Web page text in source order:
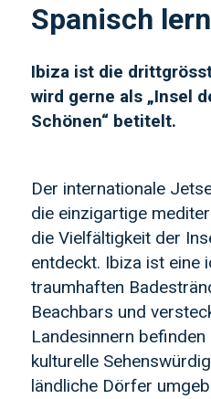
Spanisch
Ibiza ist die
wird gerne als „Insel
Schönen“ betitelt.
Der internationale
die einzigartige
die Vielfältigkeit der
entdeckt. Ibiza ist eine
traumhaften
Beachbars und
Landesinnern
kulturelle
ländliche Dörfer